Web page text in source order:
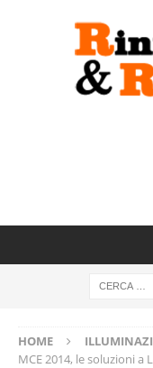
HOME
MCE 2014, le soluzioni a